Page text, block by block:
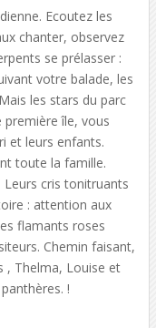
Ecoutez les
chanter, observez
se prélasser :
votre balade, les
les stars du parc
première île, vous
et leurs enfants.
toute la famille.
Leurs cris tonitruants
: attention aux
flamants roses
Chemin faisant,
, Thelma, Louise et
!